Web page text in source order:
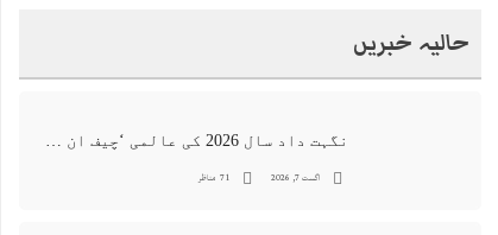
حالیہ خبریں
نگہت داد سال 2026 کی عالمی ‘چیف ان اے آئی 100’ فہرست میں شامل
اگست 7, 2026 71 مناظر